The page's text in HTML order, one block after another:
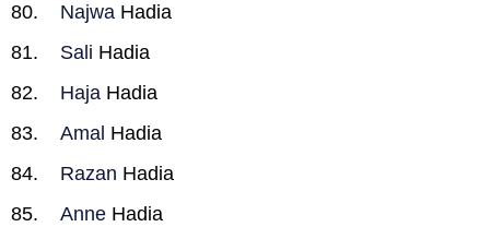
Najwa Hadia
Sali Hadia
Haja Hadia
Amal Hadia
Razan Hadia
Anne Hadia